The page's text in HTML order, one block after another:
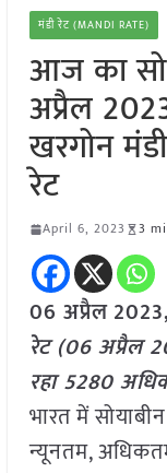
मंडी रेट (MANDI RATE)
आज का
अप्रैल
खरगोन
रेट
April 6, 2023 3
06 अप्रैल
रेट (06 अप्रैल
रहा 5280
भारत में
न्यूनतम,